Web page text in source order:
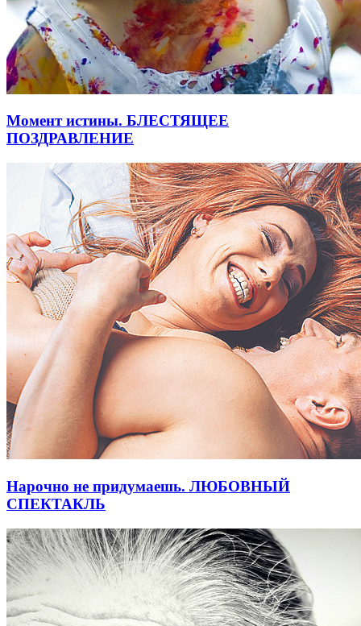
Момент истины. БЛЕСТЯЩЕЕ
ПОЗДРАВЛЕНИЕ
Нарочно не придумаешь. ЛЮБОВНЫЙ
СПЕКТАКЛЬ